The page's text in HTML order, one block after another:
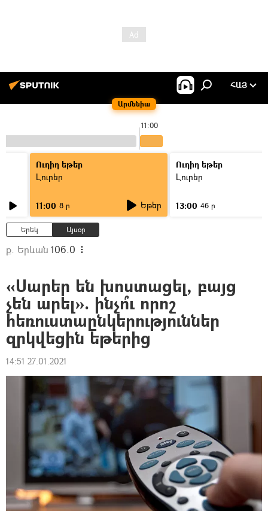
Արմենիա
ՀԱՅ
11:00
Ուղիղ եթեր
Լուրեր
11:00 8 ր Եթեր
Ուղիղ եթեր
Լուրեր
13:00 46 ր
Երեկ Այսօր
ք. Երևան 106.0
«Սարեր են խոստացել, բայց
չեն արել». ինչո՞ւ որոշ
հեռուստաընկերություններ
զրկվեցին եթերից
14:51 27.01.2021